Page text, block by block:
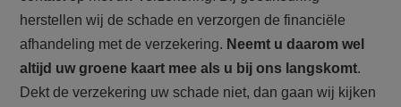
herstellen wij de schade en verzorgen de financiële
afhandeling met de verzekering. Neemt u daarom wel
altijd uw groene kaart mee als u bij ons langskomt.
Dekt de verzekering uw schade niet, dan gaan wij kijken